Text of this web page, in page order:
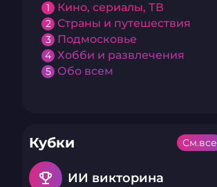
1 Кино, сериалы, ТВ
2 Страны и путешествия
3 Подмосковье
4 Хобби и развлечения
5 Обо всем
Кубки
emoji_events ИИ викторина
См.все